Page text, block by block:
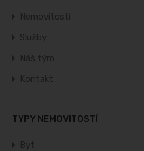
Nemovitosti
Služby
Náš tým
Kontakt
TYPY NEMOVITOSTÍ
Byt